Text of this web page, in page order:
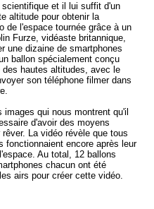
scientifique et il lui suffit d'un
altitude pour obtenir la
de l'espace tournée grâce à un
Furze, vidéaste britannique,
une dizaine de smartphones
ballon spécialement conçu
des hautes altitudes, avec le
son téléphone filmer dans
images qui nous montrent qu'il
d'avoir des moyens
rêver. La vidéo révèle que tous
fonctionnaient encore après leur
Au total, 12 ballons
chacun ont été
airs pour créer cette vidéo.